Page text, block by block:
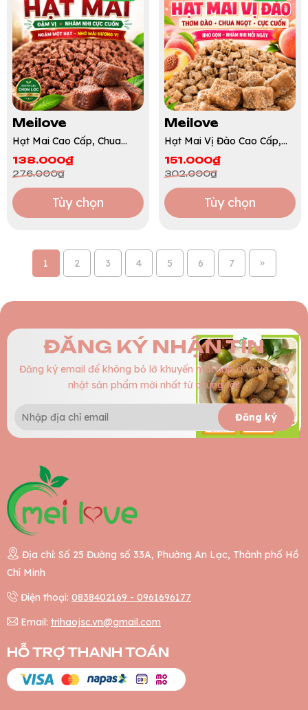
Meilove
Hạt Mai Cao Cấp, Chua
Ngọt Đậm Đà, Nhâm Nhi
Vui Miệng, Món Ăn Vặt
Truyền Thống
138.000₫
276.000₫
Tùy chọn
Meilove
Hạt Mai Vị Đào Cao Cấp,
Thơm Đào Dịu Nhẹ, Chua
Ngọt Hài Hòa, Nhâm Nhi
Vui Miệng
151.000₫
302.000₫
Tùy chọn
1 2 3 4 5 6 7 »
ĐĂNG KÝ NHẬN TIN
Đăng ký email để không bỏ lỡ khuyến mãi hấp dẫn và cập
nhật sản phẩm mới nhất từ chúng tôi!
Đăng ký
Địa chỉ: Số 25 Đường số 33A, Phường An Lạc, Thành phố Hồ
Chí Minh
Điện thoại: 0838402169 - 0961696177
Email: trihaojsc.vn@gmail.com
HỖ TRỢ THANH TOÁN